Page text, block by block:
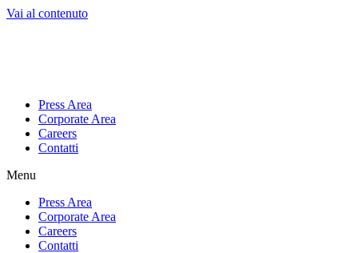
Vai al contenuto
Press Area
Corporate Area
Careers
Contatti
Menu
Press Area
Corporate Area
Careers
Contatti